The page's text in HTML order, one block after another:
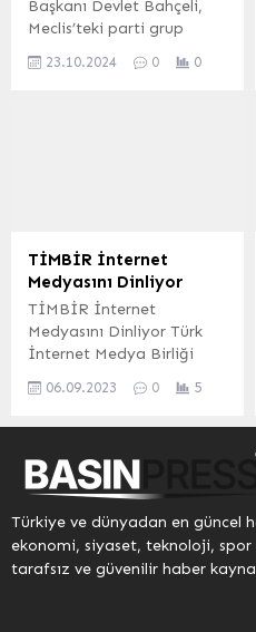
Büyükkılıç’ın talimatları
doğrultusunda, ilgili
kuruluşları ile zengin
Başkanı Devlet Bahçeli,
Meclis’teki parti grup
sürecine yönelik yaptığı
Bahçeli’nin bu
açıklamasına CHP Genel
Başkanı Özgür Özel’den
yanıt geldi. Özel,
Diyarbakır’da kadın sivil
toplum kuruluşlarıyla
düzenlediği kahvaltı
23.10.2024 0 0
TİMBİR İnternet
Medyasını Dinliyor
TİMBİR İnternet
Medyasını Dinliyor Türk
İnternet Medya Birliği
Tayyip Erdoğan’ın
resmen kuruldu. Birlik, 81
ilin yanı sıra Türk devletleri
medyasını bünyesinde
barındırıyor. TİMBİR
Genel Başkan Yardımcısı
06.09.2023 0 5
Türkiye ve dünyadan en güncel
ekonomi, siyaset, teknoloji,
tarafsız ve güvenilir haber